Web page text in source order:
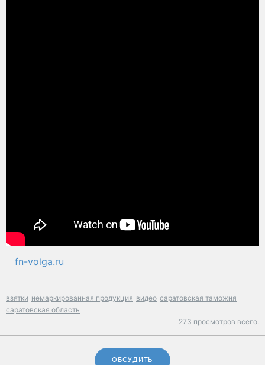
fn-volga.ru
взятки немаркированная продукция видео саратовская таможня
саратовская область
273 просмотров всего.
ОБСУДИТЬ